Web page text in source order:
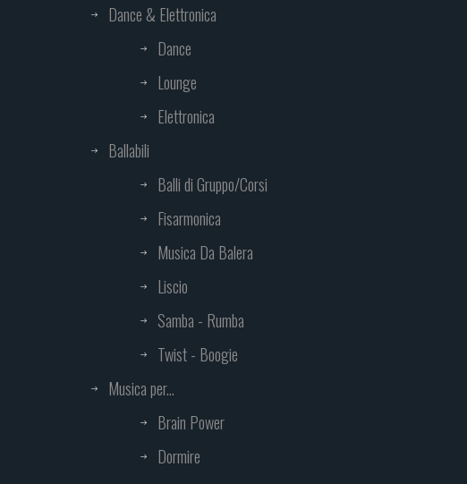
Dance & Elettronica
Dance
Lounge
Elettronica
Ballabili
Balli di Gruppo/Corsi
Fisarmonica
Musica Da Balera
Liscio
Samba - Rumba
Twist - Boogie
Musica per...
Brain Power
Dormire